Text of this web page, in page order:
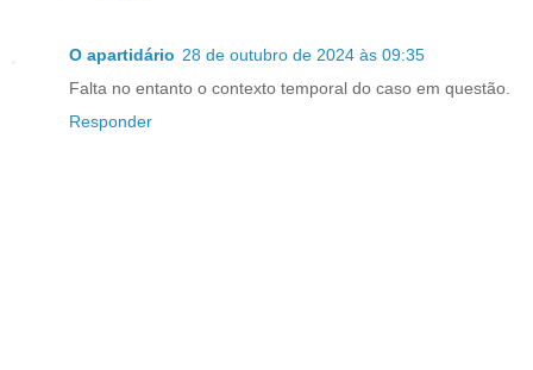
O apartidário 28 de outubro de 2024 às 09:35
Falta no entanto o contexto temporal do caso em questão.
Responder